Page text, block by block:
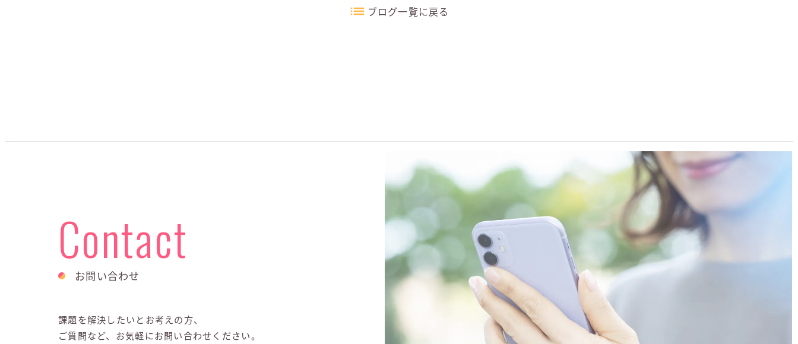
ブログ一覧に戻る
Contact
お問い合わせ
課題を解決したいとお考えの方、
ご質問など、お気軽にお問い合わせください。